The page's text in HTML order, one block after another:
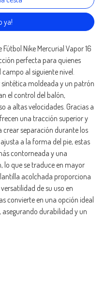
ya!
Fútbol Nike Mercurial Vapor 16
perfecta para quienes
al siguiente nivel.
moldeada y un patrón
el control del balón,
a altas velocidades. Gracias a
una tracción superior y
crear separación durante los
a la forma del pie, estas
contorneada y una
lo que se traduce en mayor
acolchada proporciona
de su uso en
convierte en una opción ideal
asegurando durabilidad y un